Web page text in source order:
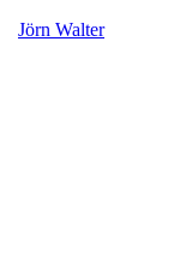
Jörn Walter